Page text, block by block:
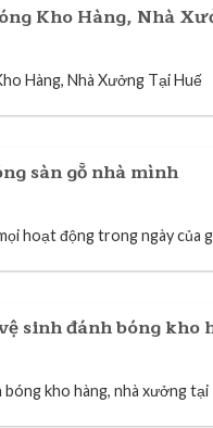
Kho Hàng, Nhà
Hàng, Nhà Xưởng Tại Huế
sàn gỗ nhà mình
hoạt động trong ngày của
sinh đánh bóng kho
bóng kho hàng, nhà xưởng